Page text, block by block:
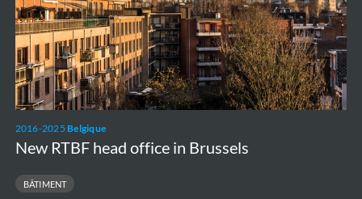
2016-2025Belgique
New RTBF head office in Brussels
BÂTIMENT
Brussels